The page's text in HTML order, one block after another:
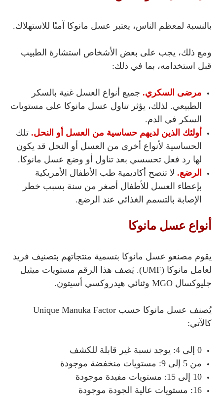
بالنسبة لمعظم الناس، يعتبر عسل مانوكا آمنًا للاستهلاك.
ومع ذلك، يجب على بعض الأشخاص استشارة الطبيب
قبل استخدامه، بما في ذلك:
مرضى السكري.جميع أنواع العسل غنية بالسكر
الطبيعي. لذلك، يؤثر تناول عسل مانوكا على مستويات
السكر في الدم.
أولئك الذين لديهم حساسية من العسل أو النحل.تلك
الحساسية لأنواع أخرى من العسل أو النحل قد يكون
لها رد فعل تحسسي بعد تناول أو وضع عسل مانوكا.
الرضع.لا تنصح أكاديمية طب الأطفال الأمريكية
بإعطاء العسل للأطفال أصغر من سنة بسبب خطر
الإصابة بالتسمم الغذائي عند الرضع.
أنواع عسل مانوكا
يقوم مصنعو عسل مانوكا بتسمية منتجاتهم بتصنيف فريد
لعامل مانوكا (UMF). يَصف هذا الرقم مستويات ميثيل
جليوكسال MGO وثنائي هيدروكسي أسيتون.
يُصنف عسل مانوكا حسب Unique Manuka Factor
كالآتي:
0 إلى 4: يوجد نسبة غير قابلة للكشف
من 5 إلى 9: مستويات منخفضة موجودة
10 إلى 15: مستويات مفيدة موجودة
16: مستويات عالية الجودة موجودة